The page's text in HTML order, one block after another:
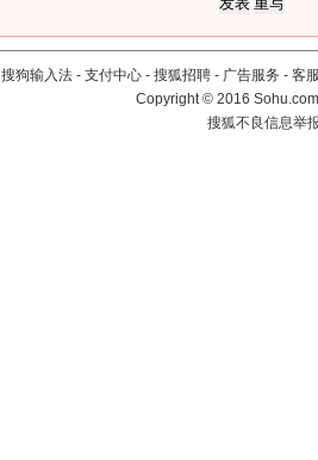
搜狗输入法 - 支付中心 - 搜狐招聘 - 广告服务 - 客
Copyright©2016
搜狐不良信息举